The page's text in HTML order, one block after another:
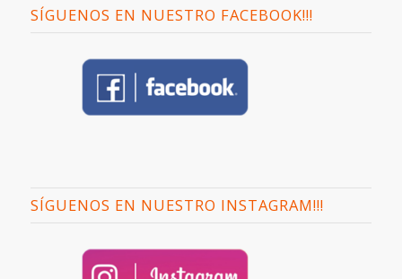
SÍGUENOS EN NUESTRO FACEBOOK!!!
SÍGUENOS EN NUESTRO INSTAGRAM!!!